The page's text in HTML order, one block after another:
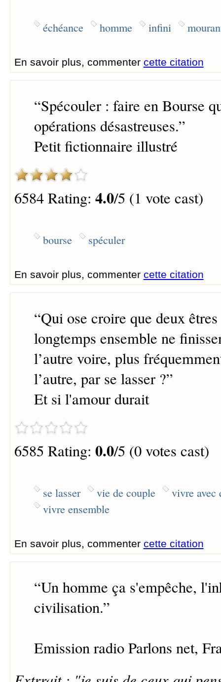
échéance homme infini
En savoir plus, commenter cette citation
“Spécouler : faire en Bourse
opérations désastreuses.”
Petit fictionnaire illustré
6584 Rating: 4.0/5 (1 vote cast)
bourse spéculer
En savoir plus, commenter cette citation
“Qui ose croire que deux
longtemps ensemble ne
l’autre voire, plus
l’autre, par se lasser ?”
Et si l'amour durait
6585 Rating: 0.0/5 (0 votes cast)
se lasser vie de couple
vivre avec
vivre ensemble
En savoir plus, commenter cette citation
“Un homme ça s'empêche,
civilisation.”
Emission radio Parlons net,